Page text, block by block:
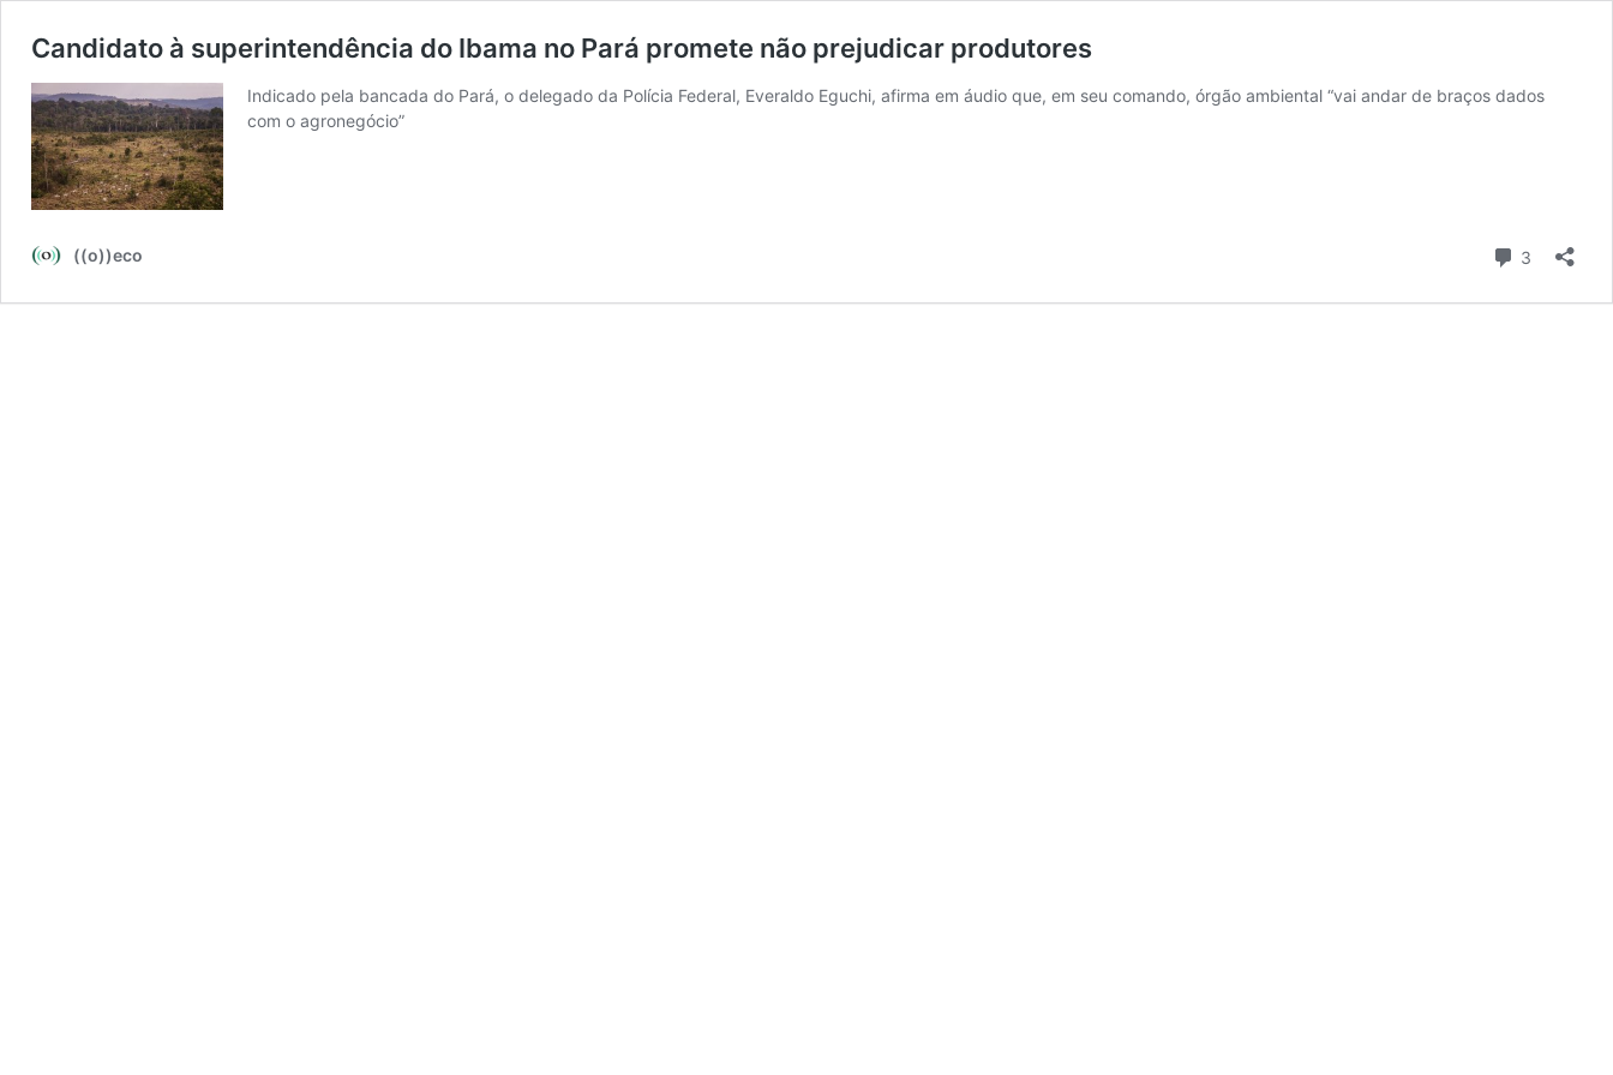
Candidato à superintendência do Ibama no Pará promete não prejudicar produtores
Indicado pela bancada do Pará, o delegado da Polícia Federal, Everaldo Eguchi, afirma em áudio que, em seu comando, órgão ambiental “vai andar de braços dados
com o agronegócio”
((o))eco 3